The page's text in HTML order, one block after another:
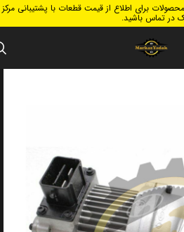
برای اطلاع از قیمت قطعات با پشتیبانی مرکز
در تماس باشید.